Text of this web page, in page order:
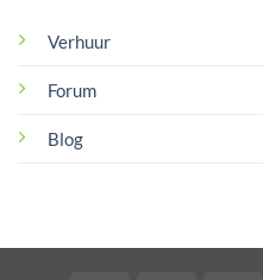
Verhuur
Forum
Blog